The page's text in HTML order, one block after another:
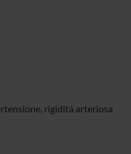
rigiditá arteriosa